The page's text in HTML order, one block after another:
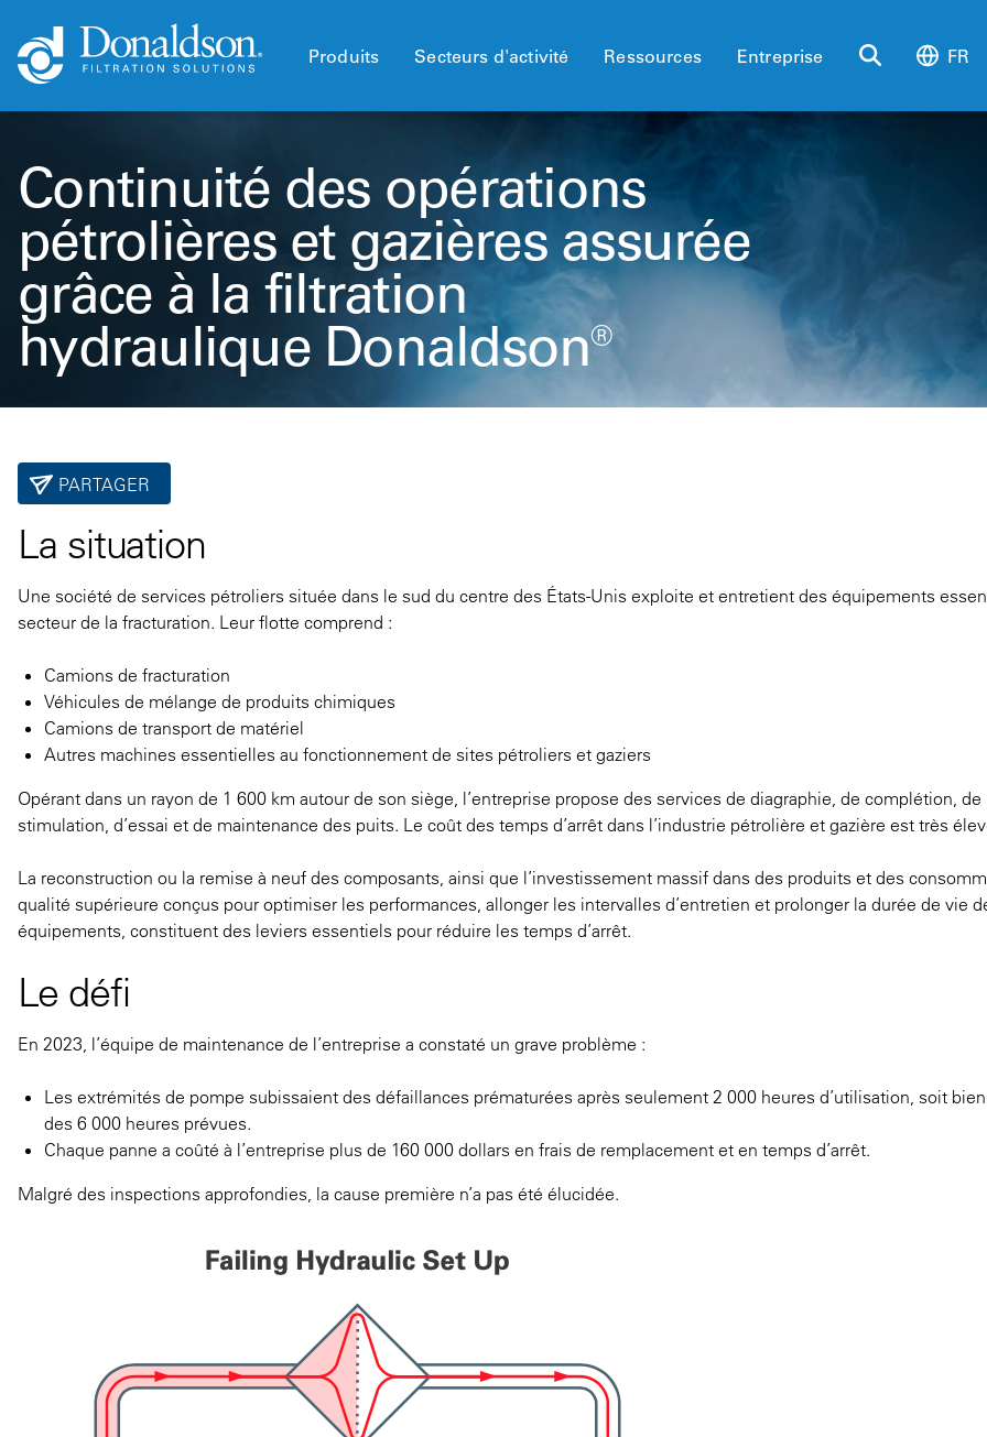
Produits Secteurs d'activité Ressources Entreprise FR
Continuité des opérations
pétrolières et gazières assurée
grâce à la filtration
hydraulique Donaldson®
PARTAGER
La situation
Une société de services pétroliers située dans le sud du centre des États-Unis exploite et entretient des équipements
secteur de la fracturation. Leur flotte comprend :
Camions de fracturation
Véhicules de mélange de produits chimiques
Camions de transport de matériel
Autres machines essentielles au fonctionnement de sites pétroliers et gaziers
Opérant dans un rayon de 1 600 km autour de son siège, l’entreprise propose des services de diagraphie, de complétion, de
stimulation, d’essai et de maintenance des puits. Le coût des temps d’arrêt dans l’industrie pétrolière et gazière est très
La reconstruction ou la remise à neuf des composants, ainsi que l’investissement massif dans des produits et des
qualité supérieure conçus pour optimiser les performances, allonger les intervalles d’entretien et prolonger la durée de vie
équipements, constituent des leviers essentiels pour réduire les temps d’arrêt.
Le défi
En 2023, l’équipe de maintenance de l’entreprise a constaté un grave problème :
Les extrémités de pompe subissaient des défaillances prématurées après seulement 2 000 heures d’utilisation, soit
des 6 000 heures prévues.
Chaque panne a coûté à l’entreprise plus de 160 000 dollars en frais de remplacement et en temps d’arrêt.
Malgré des inspections approfondies, la cause première n’a pas été élucidée.